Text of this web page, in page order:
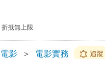
折抵無上限
電影 ＞ 電影實務 追蹤